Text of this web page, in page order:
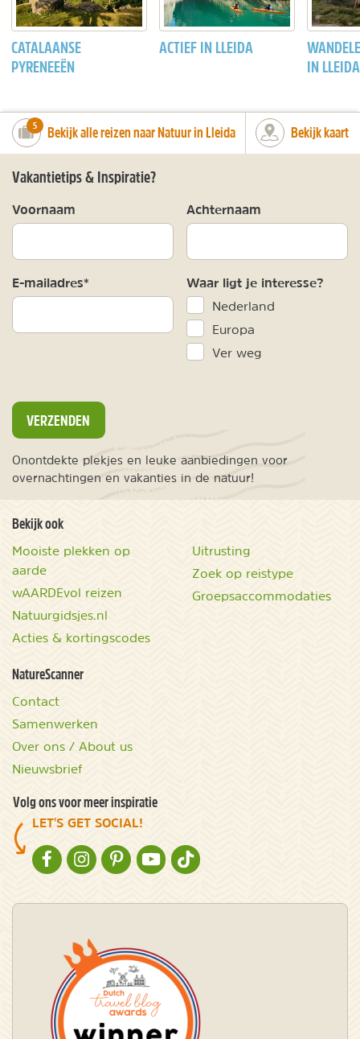
CATALAANSE
PYRENEEËN
ACTIEF IN LLEIDA
IN LLEIDA
number_of_trips:
5 Bekijk alle reizen naar Natuur in Lleida Bekijk kaart
Vakantietips & Inspiratie?
Voornaam Achternaam
E-mailadres* Waar ligt je interesse?
Nederland
Europa
Ver weg
VERZENDEN
Onontdekte plekjes en leuke aanbiedingen voor
overnachtingen en vakanties in de natuur!
Bekijk ook
Mooiste plekken op
aarde
wAARDEvol reizen
Natuurgidsjes.nl
Acties & kortingscodes
Uitrusting
Zoek op reistype
Groepsaccommodaties
NatureScanner
Contact
Samenwerken
Over ons / About us
Nieuwsbrief
Volg ons voor meer inspiratie
LET'S GET SOCIAL!
NATURESCANNER OP FACEBOOK
NATURESCANNER OP INSTAGRAM
NATURESCANNER OP PINTEREST
NATURESCANNER OP YOUTUBE
NATURESCANNER OP TIKTOK